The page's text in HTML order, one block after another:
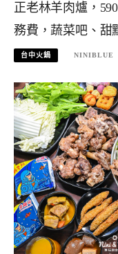
正老林羊肉爐，
務費，蔬菜吧、甜
台中火鍋 NINIBLUE